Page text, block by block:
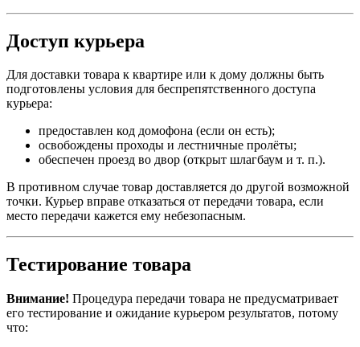
Доступ курьера
Для доставки товара к квартире или к дому должны быть
подготовлены условия для беспрепятственного доступа
курьера:
предоставлен код домофона (если он есть);
освобождены проходы и лестничные пролёты;
обеспечен проезд во двор (открыт шлагбаум и т. п.).
В противном случае товар доставляется до другой возможной
точки. Курьер вправе отказаться от передачи товара, если
место передачи кажется ему небезопасным.
Тестирование товара
Внимание! Процедура передачи товара не предусматривает
его тестирование и ожидание курьером результатов, потому
что: